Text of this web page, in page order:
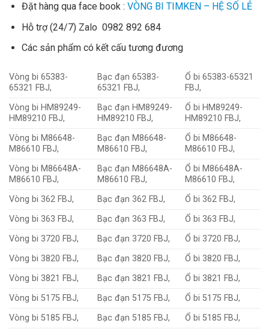
Đặt hàng qua face book : VÒNG BI TIMKEN – HỆ SỐ LẺ
Hỗ trợ (24/7) Zalo 0982 892 684
Các sản phẩm có kết cấu tương đương
Vòng bi 65383-
65321 FBJ,
Bạc đạn 65383-
65321 FBJ,
Ổ bi 65383-65321
FBJ,
Vòng bi HM89249-
HM89210 FBJ,
Bạc đạn HM89249-
HM89210 FBJ,
Ổ bi HM89249-
HM89210 FBJ,
Vòng bi M86648-
M86610 FBJ,
Bạc đạn M86648-
M86610 FBJ,
Ổ bi M86648-
M86610 FBJ,
Vòng bi M86648A-
M86610 FBJ,
Bạc đạn M86648A-
M86610 FBJ,
Ổ bi M86648A-
M86610 FBJ,
Vòng bi 362 FBJ,
Bạc đạn 362 FBJ,
Ổ bi 362 FBJ,
Vòng bi 363 FBJ,
Bạc đạn 363 FBJ,
Ổ bi 363 FBJ,
Vòng bi 3720 FBJ,
Bạc đạn 3720 FBJ,
Ổ bi 3720 FBJ,
Vòng bi 3820 FBJ,
Bạc đạn 3820 FBJ,
Ổ bi 3820 FBJ,
Vòng bi 3821 FBJ,
Bạc đạn 3821 FBJ,
Ổ bi 3821 FBJ,
Vòng bi 5175 FBJ,
Bạc đạn 5175 FBJ,
Ổ bi 5175 FBJ,
Vòng bi 5185 FBJ,
Bạc đạn 5185 FBJ,
Ổ bi 5185 FBJ,